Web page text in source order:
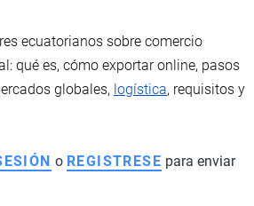
ecuatorianos sobre comercio
qué es, cómo exportar online, pasos
globales, logística, requisitos y
o REGISTRESE para enviar